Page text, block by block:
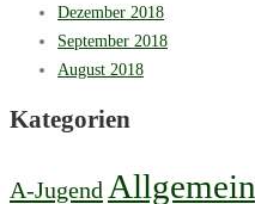
Dezember 2018
September 2018
August 2018
Kategorien
A-Jugend Allgemein